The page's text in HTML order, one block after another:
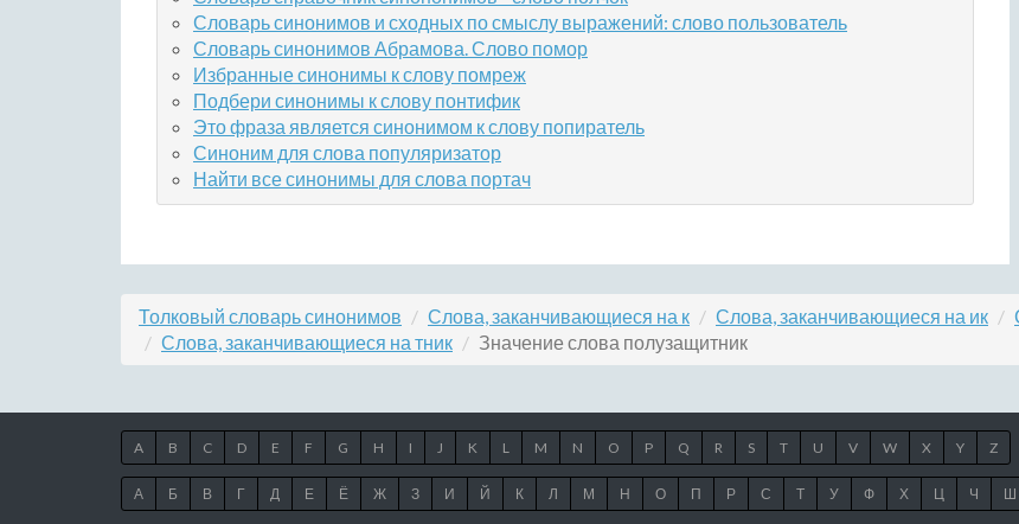
Словарь синонимов и сходных по смыслу выражений: слово пользователь
Словарь синонимов Абрамова. Слово помор
Избранные синонимы к слову помреж
Подбери синонимы к слову понтифик
Это фраза является синонимом к слову попиратель
Синоним для слова популяризатор
Найти все синонимы для слова портач
Толковый словарь синонимов Слова, заканчивающиеся на к Слова, заканчивающиеся на ик
Слова, заканчивающиеся на тник
Значение слова полузащитник
A B C D E F G H I J K L M N O P Q R S T U V W X Y Z
А Б В Г Д Е Ё Ж З И Й К Л М Н О П Р С Т У Ф Х Ц Ч Ш